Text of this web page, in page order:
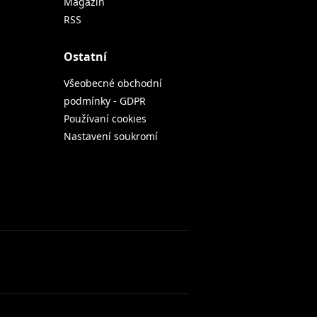
RSS
Ostatní
Všeobecné obchodní
podmínky - GDPR
Používaní cookies
Nastavení soukromí